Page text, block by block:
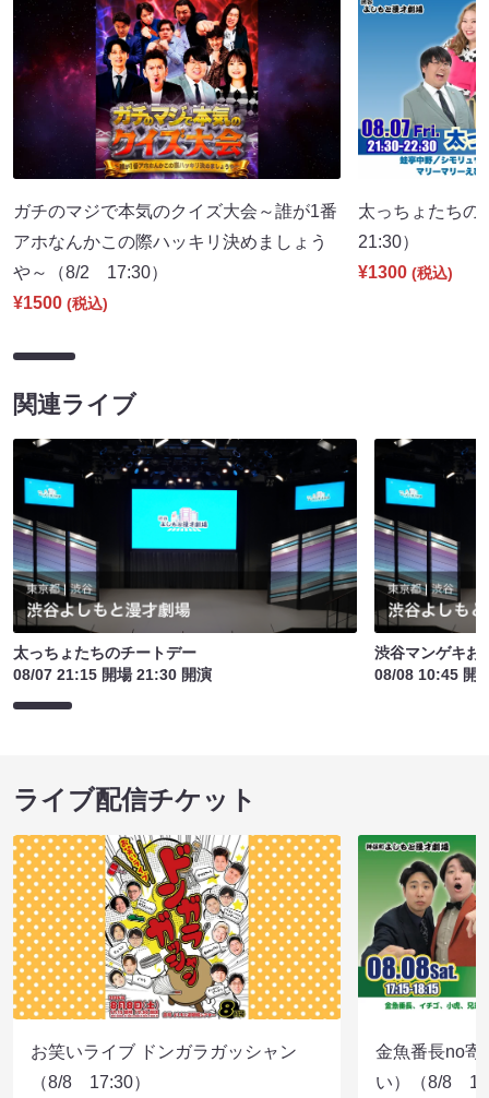
ガチのマジで本気のクイズ大会～誰が1番
アホなんかこの際ハッキリ決めましょう
や～（8/2 17:30）
¥1500 (税込)
太っちょたち
21:30）
¥1300 (税込)
関連ライブ
太っちょたちのチートデー
08/07 21:15 開場 21:30 開演
渋谷マンゲキ
08/08 10:45 開
ライブ配信チケット
お笑いライブ ドンガラガッシャン
（8/8 17:30）
金魚番長no寄
い）（8/8